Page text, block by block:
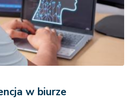
w biurze